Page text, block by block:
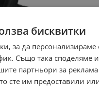
бисквитки
за да
Също така споделяме
партньори за
сте им предоставили